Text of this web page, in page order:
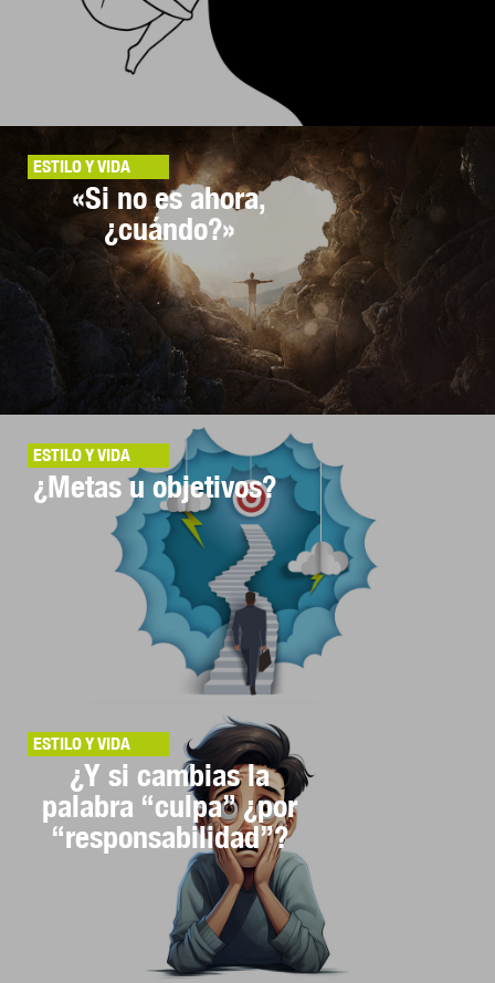
ESTILO Y VIDA
«Si no es ahora,
¿cuándo?»
ESTILO Y VIDA
¿Metas u objetivos?
ESTILO Y VIDA
¿Y si cambias la
palabra “culpa” ¿por
“responsabilidad”?